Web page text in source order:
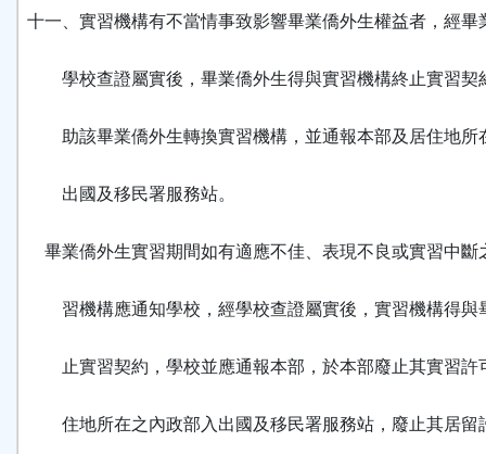
十一、實習機構有不當情事致影響畢業僑外生權益者，經畢
學校查證屬實後，畢業僑外生得與實習機構終止實習契
助該畢業僑外生轉換實習機構，並通報本部及居住地所
出國及移民署服務站。
畢業僑外生實習期間如有適應不佳、表現不良或實習中斷
習機構應通知學校，經學校查證屬實後，實習機構得與
止實習契約，學校並應通報本部，於本部廢止其實習許
住地所在之內政部入出國及移民署服務站，廢止其居留